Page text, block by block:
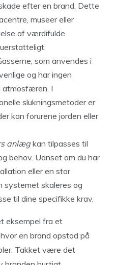
efter en brand. Dette
museer eller
af værdifulde
som anvendes i
og har ingen
atmosfæren. I
slukningsmetoder er
kan forurene jorden eller
anlægkan tilpasses til
behov. Uanset om du har
eller en stor
systemet skaleres og
til dine specifikke krav.
eksempel fra et
en brand opstod på
Takket være det